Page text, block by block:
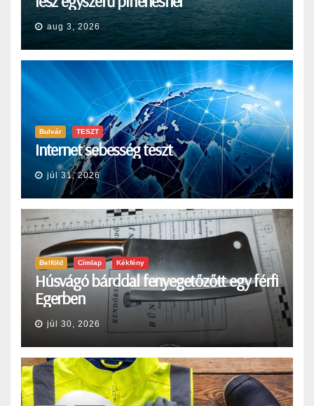
aug 3, 2026
Bulvár TESZT
Internet sebesség teszt
júl 31, 2026
Belföld Címlap Kékfény
Húsvágó bárddal fenyegetőzőtt egy férfi
Egerben
júl 30, 2026